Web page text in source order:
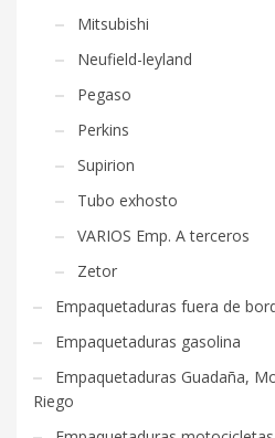
Mitsubishi
Neufield-leyland
Pegaso
Perkins
Supirion
Tubo exhosto
VARIOS Emp. A terceros
Zetor
Empaquetaduras fuera de
Empaquetaduras gasolina
Empaquetaduras Guadaña,
Riego